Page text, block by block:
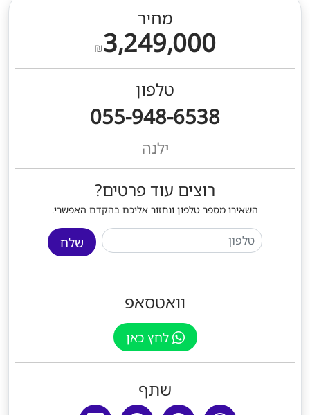
מחיר
₪3,249,000
טלפון
055-948-6538
ילנה
רוצים עוד פרטים?
השאירו מספר טלפון ונחזור אליכם בהקדם האפשרי.
שלח
וואטסאפ
לחץ כאן
שתף